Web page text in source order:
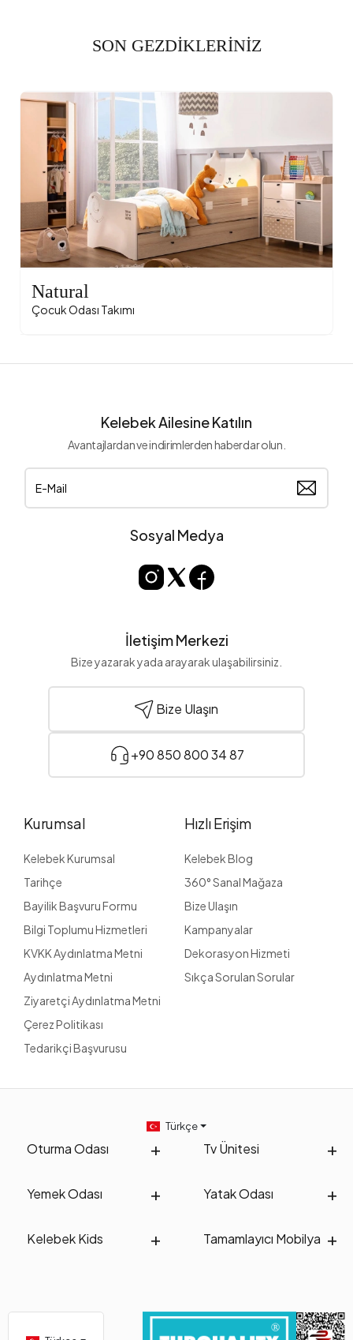
SON GEZDİKLERİNİZ
Natural
Çocuk Odası Takımı
Kelebek Ailesine Katılın
Avantajlardan ve indirimlerden haberdar olun.
Sosyal Medya
İletişim Merkezi
Bize yazarak yada arayarak ulaşabilirsiniz.
Bize Ulaşın
+90 850 800 34 87
Kurumsal
Kelebek Kurumsal
Tarihçe
Bayilik Başvuru Formu
Bilgi Toplumu Hizmetleri
KVKK Aydınlatma Metni
Aydınlatma Metni
Ziyaretçi Aydınlatma Metni
Çerez Politikası
Tedarikçi Başvurusu
Hızlı Erişim
Kelebek Blog
360° Sanal Mağaza
Bize Ulaşın
Kampanyalar
Dekorasyon Hizmeti
Sıkça Sorulan Sorular
Oturma Odası Tv Ünitesi
Yemek Odası Yatak Odası
Kelebek Kids Tamamlayıcı Mobilya
Türkçe